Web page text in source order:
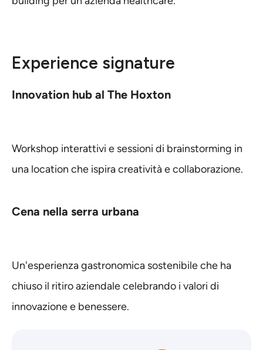
Experience signature
Innovation hub al The Hoxton
Workshop interattivi e sessioni di brainstorming in
una location che ispira creatività e collaborazione.
Cena nella serra urbana
Un'esperienza gastronomica sostenibile che ha
chiuso il ritiro aziendale celebrando i valori di
innovazione e benessere.